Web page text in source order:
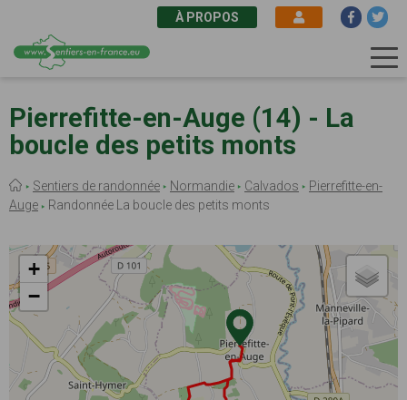
au
contenu
principal
À PROPOS
Pierrefitte-en-Auge (14) - La
boucle des petits monts
Fil
d'Ariane
Sentiers de randonnée Normandie Calvados
Pierrefitte-en-
Auge
Randonnée La boucle des petits monts
+
−